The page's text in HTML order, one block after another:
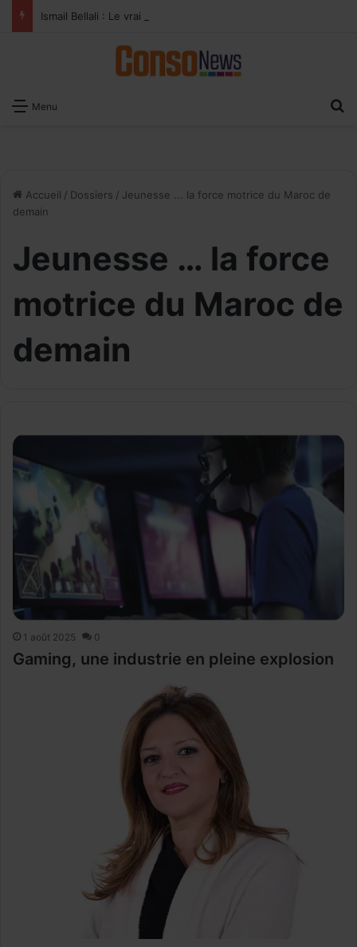
Menu
Accueil / Dossiers / Jeunesse ... la force motrice du Maroc de
demain
Jeunesse … la force
motrice du Maroc de
demain
1 août 2025 0
Gaming, une industrie en pleine explosion